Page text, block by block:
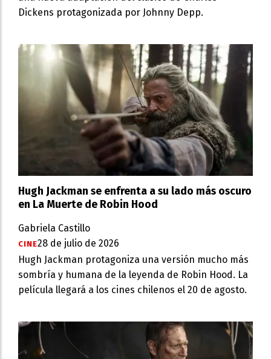
Dickens protagonizada por Johnny Depp.
Hugh Jackman se enfrenta a su lado más oscuro
en La Muerte de Robin Hood
Gabriela Castillo
CINE28 de julio de 2026
Hugh Jackman protagoniza una versión mucho más
sombría y humana de la leyenda de Robin Hood. La
película llegará a los cines chilenos el 20 de agosto.